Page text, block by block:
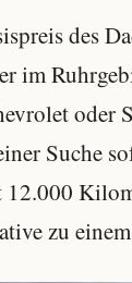
des
im
oder
Suche
zu